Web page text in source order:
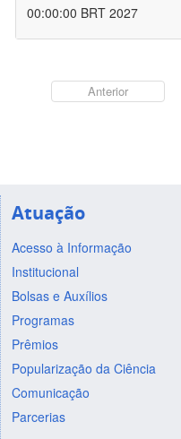
00:00:00 BRT 2027
Anterior
Atuação
Acesso à Informação
Institucional
Bolsas e Auxílios
Programas
Prêmios
Popularização da Ciência
Comunicação
Parcerias